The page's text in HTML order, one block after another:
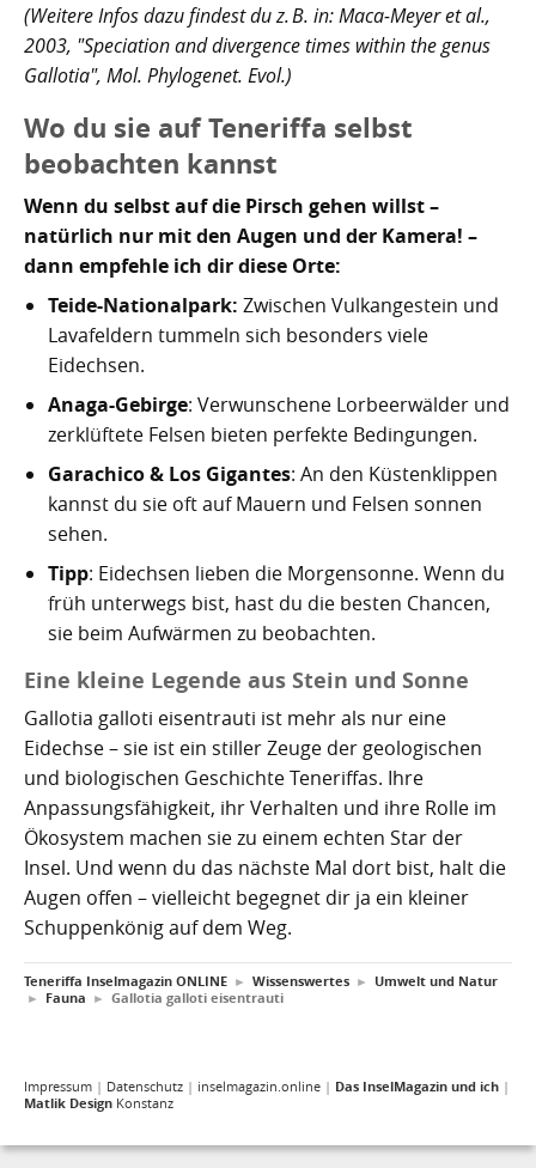
(Weitere Infos dazu findest du z. B. in: Maca-Meyer et al.,
2003, "Speciation and divergence times within the genus
Gallotia", Mol. Phylogenet. Evol.)
Wo du sie auf Teneriffa selbst
beobachten kannst
Wenn du selbst auf die Pirsch gehen willst –
natürlich nur mit den Augen und der Kamera! –
dann empfehle ich dir diese Orte:
Teide-Nationalpark: Zwischen Vulkangestein und
Lavafeldern tummeln sich besonders viele
Eidechsen.
Anaga-Gebirge: Verwunschene Lorbeerwälder und
zerklüftete Felsen bieten perfekte Bedingungen.
Garachico & Los Gigantes: An den Küstenklippen
kannst du sie oft auf Mauern und Felsen sonnen
sehen.
Tipp: Eidechsen lieben die Morgensonne. Wenn du
früh unterwegs bist, hast du die besten Chancen,
sie beim Aufwärmen zu beobachten.
Eine kleine Legende aus Stein und Sonne
Gallotia galloti eisentrauti ist mehr als nur eine
Eidechse – sie ist ein stiller Zeuge der geologischen
und biologischen Geschichte Teneriffas. Ihre
Anpassungsfähigkeit, ihr Verhalten und ihre Rolle im
Ökosystem machen sie zu einem echten Star der
Insel. Und wenn du das nächste Mal dort bist, halt die
Augen offen – vielleicht begegnet dir ja ein kleiner
Schuppenkönig auf dem Weg.
Teneriffa Inselmagazin ONLINE ► Wissenswertes ► Umwelt und Natur
► Fauna ► Gallotia galloti eisentrauti
Impressum | Datenschutz | inselmagazin.online | Das InselMagazin und ich |
Matlik Design Konstanz